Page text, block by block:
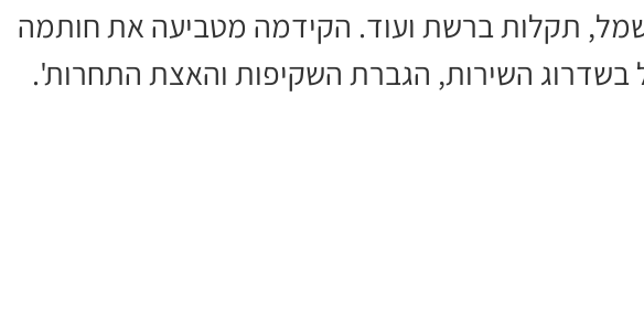
תקלות ברשת ועוד. הקידמה מטביעה את חותמה
השירות, הגברת השקיפות והאצת התחרות'.